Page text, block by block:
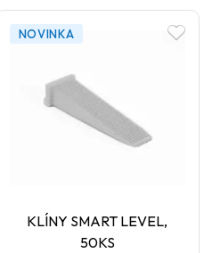
NOVINKA
KLÍNY SMART LEVEL,
50KS